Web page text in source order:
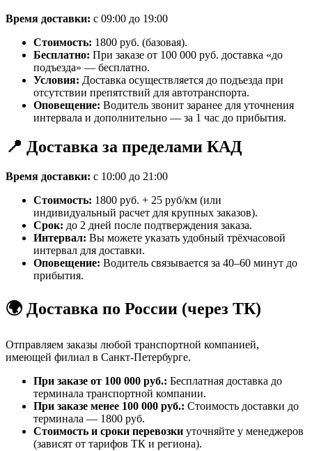
Время доставки: с 09:00 до 19:00
Стоимость: 1800 руб. (базовая).
Бесплатно: При заказе от 100 000 руб. доставка «до
подъезда» — бесплатно.
Условия: Доставка осуществляется до подъезда при
отсутствии препятствий для автотранспорта.
Оповещение: Водитель звонит заранее для уточнения
интервала и дополнительно — за 1 час до прибытия.
📍 Доставка за пределами КАД
Время доставки: с 10:00 до 21:00
Стоимость: 1800 руб. + 25 руб/км (или
индивидуальный расчет для крупных заказов).
Срок: до 2 дней после подтверждения заказа.
Интервал: Вы можете указать удобный трёхчасовой
интервал для доставки.
Оповещение: Водитель связывается за 40–60 минут до
прибытия.
🌍 Доставка по России (через ТК)
Отправляем заказы любой транспортной компанией,
имеющей филиал в Санкт-Петербурге.
При заказе от 100 000 руб.: Бесплатная доставка до
терминала транспортной компании.
При заказе менее 100 000 руб.: Стоимость доставки до
терминала — 1800 руб.
Стоимость и сроки перевозки уточняйте у менеджеров
(зависят от тарифов ТК и региона).